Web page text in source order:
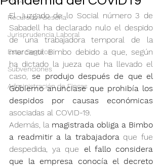
Recursos Asesoría
Jurisprudencia Laboral
Estar Seguros
Subvenciones
Administración de Fincas
El Juzgado de lo Social número 3 de
Sabadell ha declarado nulo el despido
de una trabajadora temporal de la
mercantil Bimbo debido a que, según
ha dictado la jueza que ha llevado el
caso, se produjo después de que el
Gobierno anunciase que prohibía los
asociadas al COVID-19.
Además, la magistrada obliga a Bimbo
a readmitir a la trabajadora que fue
despedida, ya que el fallo considera
que la empresa conocía el decreto